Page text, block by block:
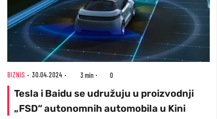
BIZNIS 30.04.2024 3 min 0
Tesla i Baidu se udružuju u proizvodnji
„FSD“ autonomnih automobila u Kini